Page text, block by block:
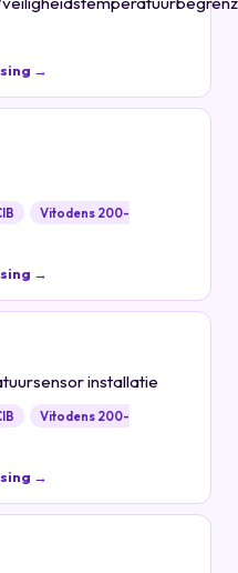
→
Vitodens 200-
→
installatie
Vitodens 200-
→